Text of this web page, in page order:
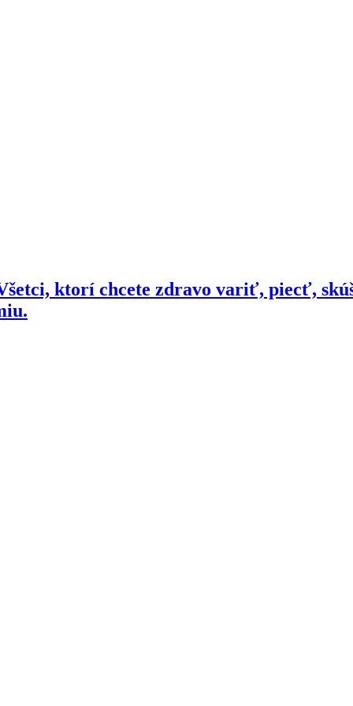
ktorí chcete zdravo variť, piecť,